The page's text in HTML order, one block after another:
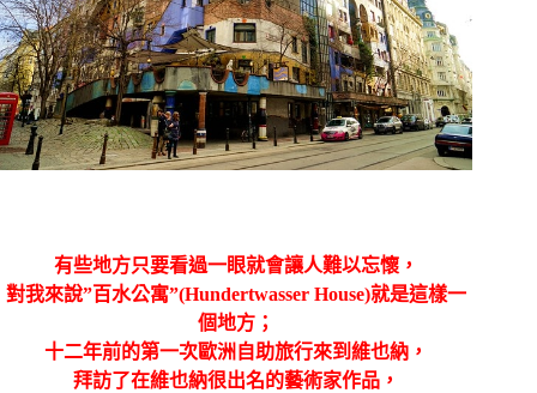
有些地方只要看過一眼就會讓人難以忘懷，
對我來說”百水公寓”(Hundertwasser House)就是這樣一
個地方；
十二年前的第一次歐洲自助旅行來到維也納，
拜訪了在維也納很出名的藝術家作品，